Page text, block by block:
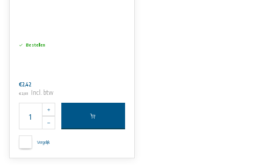
Bestellen
€2,42
€2,93 Incl. btw
Vergelijk